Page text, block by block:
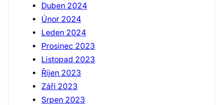
Duben 2024
Únor 2024
Leden 2024
Prosinec 2023
Listopad 2023
Říjen 2023
Září 2023
Srpen 2023